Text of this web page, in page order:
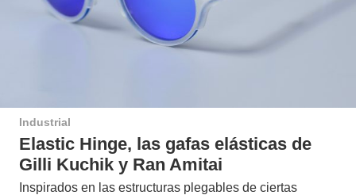
Industrial
Elastic Hinge, las gafas elásticas de
Gilli Kuchik y Ran Amitai
Inspirados en las estructuras plegables de ciertas